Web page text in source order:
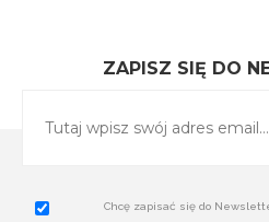
ZAPISZ SIĘ DO
Chcę zapisać się do